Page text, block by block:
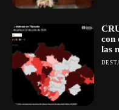
con
las